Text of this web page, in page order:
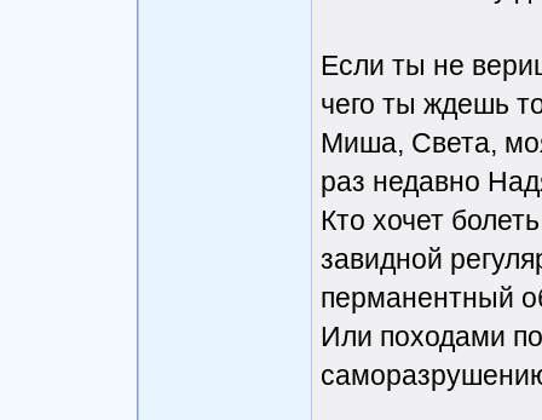
Если ты не
чего ты ждешь
Миша, Света,
раз недавно
Кто хочет
завидной
перманентный
Или походами